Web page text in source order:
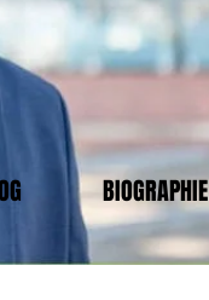
BIOGRAPHIE